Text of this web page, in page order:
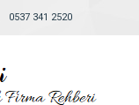
0537 341 2520